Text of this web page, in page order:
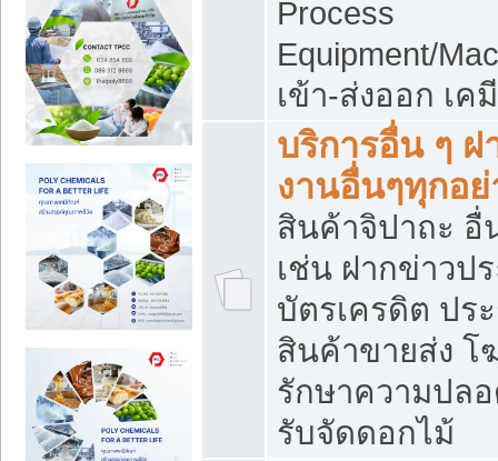
Process
Equipment/
เข้า-ส่งออก เ
บริการอื่น ๆ
งานอื่นๆทุกอ
สินค้าจิปาถะ อื่
เช่น ฝากข่าวป
บัตรเครดิต ปร
สินค้าขายส่ง
รักษาความปล
รับจัดดอกไม้